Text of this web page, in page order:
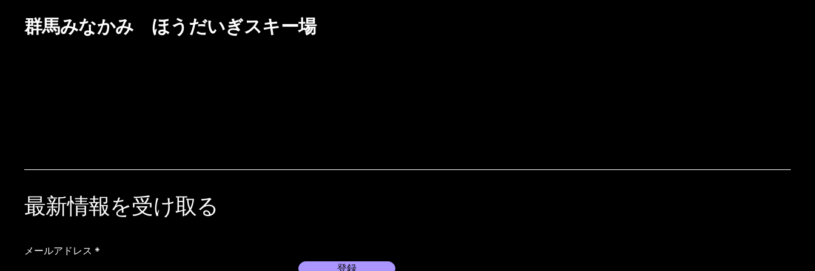
群馬みなかみ ほうだいぎスキー場
最新情報を受け取る
メールアドレス
登録